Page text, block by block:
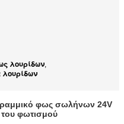
λουρίδων,
φως σωλήνων 24V
φωτισμού